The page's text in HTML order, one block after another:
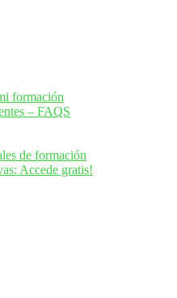
formación
– FAQS
de formación
Accede gratis!